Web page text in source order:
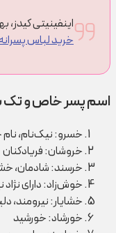
اینفینیتی کیدز،
خرید لباس
اسم پسر خاص و تک
خسرو: نیک‌نام، نام
خروشان: فریادکنان
خرسند: شادمان،
خوش‌زاد: دارای نژاد
خشایار: نیرومند،
خورشاد: خورشید